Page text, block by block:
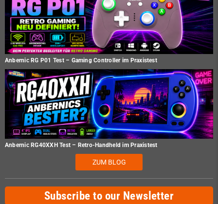
Anbernic RG P01 Test – Gaming Controller im Praxistest
Anbernic RG40XXH Test – Retro-Handheld im Praxistest
ZUM BLOG
Subscribe to our Newsletter